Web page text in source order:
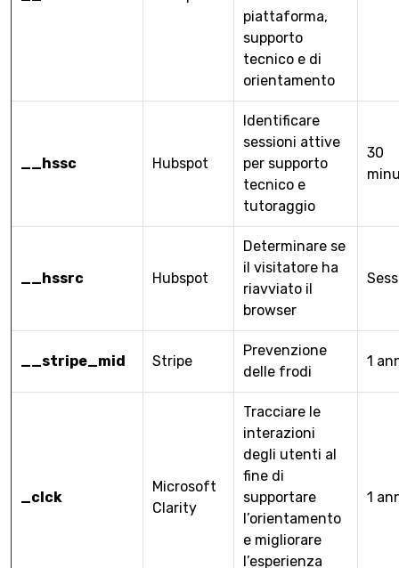
piattaforma,
supporto
tecnico e di
orientamento
__hssc Hubspot
Identificare
sessioni attive
per supporto
tecnico e
tutoraggio
30
__hssrc Hubspot
Determinare se
il visitatore ha
riavviato il
browser
__stripe_mid Stripe
Prevenzione
delle frodi
1
_clck
Microsoft
Clarity
Tracciare le
interazioni
degli utenti al
fine di
supportare
l’orientamento
e migliorare
l’esperienza
1